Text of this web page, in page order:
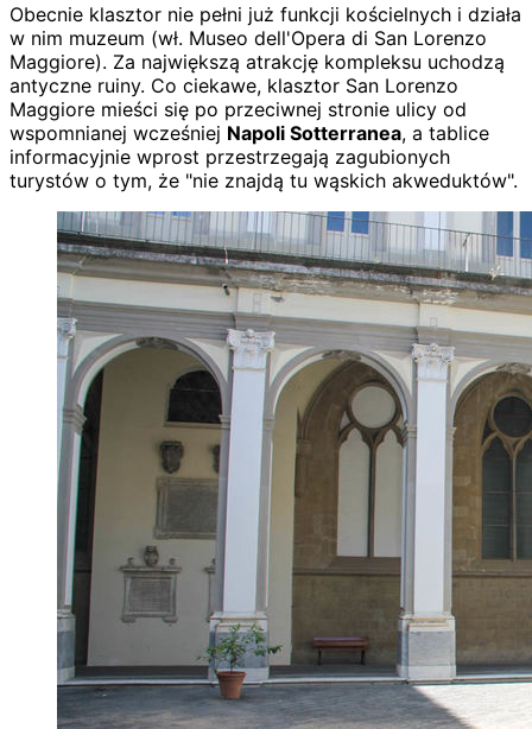
Obecnie klasztor nie pełni już funkcji kościelnych i działa
w nim muzeum (wł. Museo dell'Opera di San Lorenzo
Maggiore). Za największą atrakcję kompleksu uchodzą
antyczne ruiny. Co ciekawe, klasztor San Lorenzo
Maggiore mieści się po przeciwnej stronie ulicy od
wspomnianej wcześniej Napoli Sotterranea, a tablice
informacyjnie wprost przestrzegają zagubionych
turystów o tym, że "nie znajdą tu wąskich akweduktów".